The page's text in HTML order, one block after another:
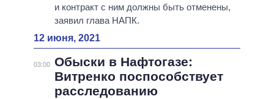
и контракт с ним должны быть отменены,
заявил глава НАПК.
12 июня, 2021
03:00 Обыски в Нафтогазе:
Витренко поспособствует
расследованию